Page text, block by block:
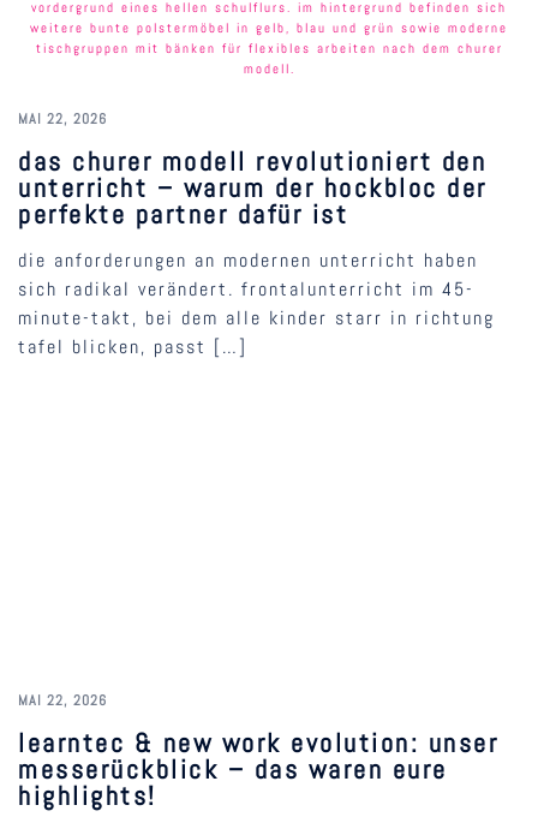
MAI 22, 2026
das churer modell revolutioniert den
unterricht – warum der hockbloc der
perfekte partner dafür ist
die anforderungen an modernen unterricht haben
sich radikal verändert. frontalunterricht im 45-
minute-takt, bei dem alle kinder starr in richtung
tafel blicken, passt […]
MAI 22, 2026
learntec & new work evolution: unser
messerückblick – das waren eure
highlights!